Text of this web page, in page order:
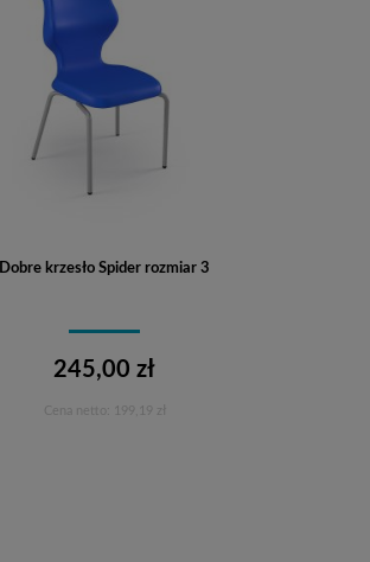
Dobre krzesło Spider rozmiar 3
245,00 zł
199,19 zł